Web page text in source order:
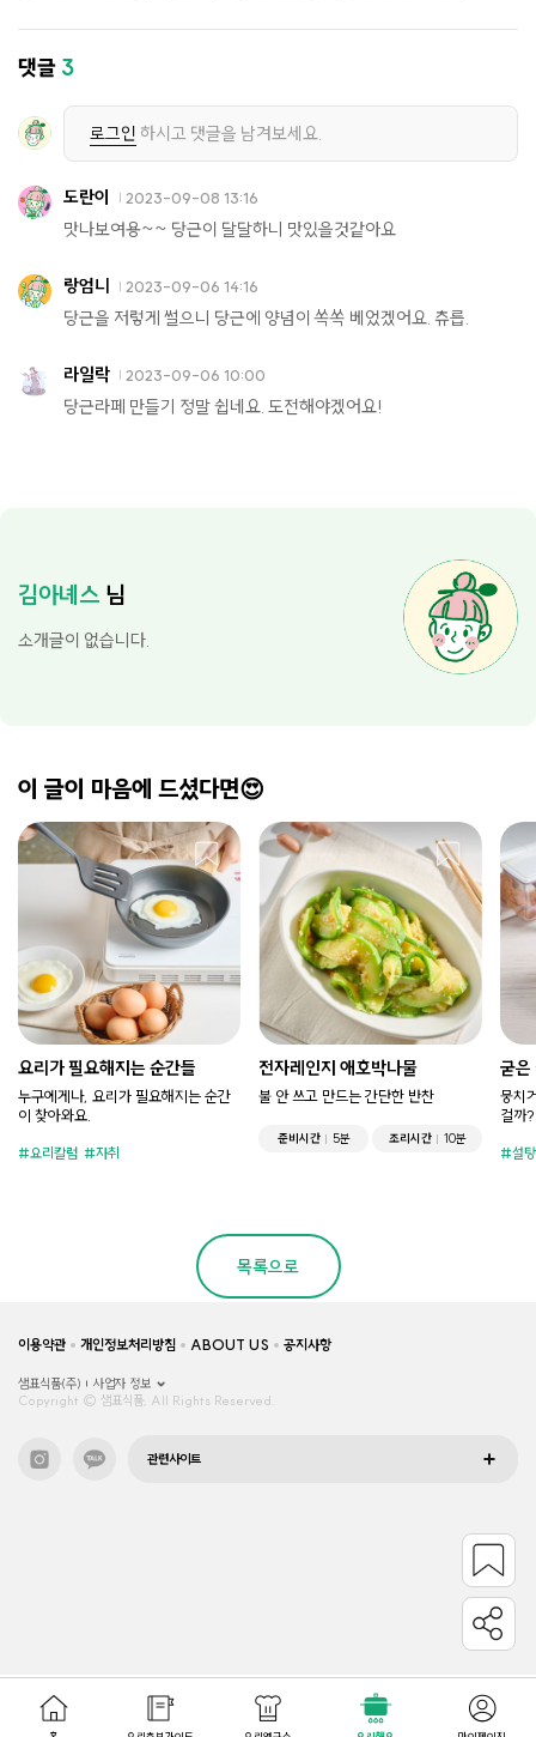
댓글 3
로그인 하시고 댓글을 남겨보세요.
도란이 2023-09-08 13:16
맛나보여용~~ 당근이 달달하니 맛있을것같아요
랑엄니 2023-09-06 14:16
당근을 저렇게 썰으니 당근에 양념이 쏙쏙 베었겠어요. 츄릅.
라일락 2023-09-06 10:00
당근라페 만들기 정말 쉽네요. 도전해야겠어요!
김아녜스 님
소개글이 없습니다.
이 글이 마음에 드셨다면😍
요리가 필요해지는 순간들
누구에게나, 요리가 필요해지는 순간
이 찾아와요.
요리칼럼 자취
전자레인지 애호박나물
불 안 쓰고 만드는 간단한 반찬
준비시간 5분 조리시간 10분
굳은
뭉치
걸까?
설탕
목록으로
이용약관 개인정보처리방침 ABOUT US 공지사항
샘표식품(주)
사업자 정보
Copyright © 샘표식품, All Rights Reserved.
관련사이트